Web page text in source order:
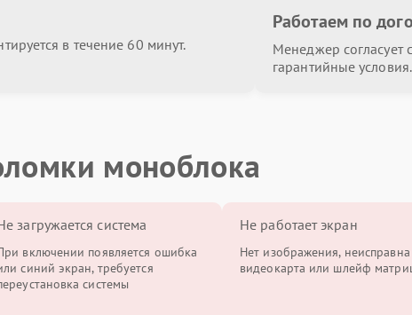
в течение 60 минут.
Работаем по
Менеджер согласует
гарантийные условия.
моноблока
загружается система
включении появляется ошибка
синий экран, требуется
системы
Не работает экран
Нет изображения, неисправна
видеокарта или шлейф